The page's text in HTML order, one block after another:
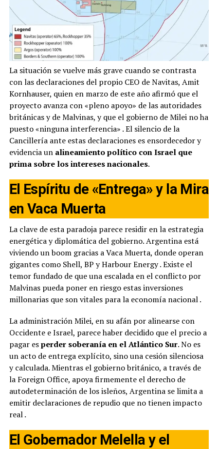
La situación se vuelve más grave cuando se contrasta
con las declaraciones del propio CEO de Navitas, Amit
Kornhauser, quien en marzo de este año afirmó que el
proyecto avanza con «pleno apoyo» de las autoridades
británicas y de Malvinas, y que el gobierno de Milei no ha
puesto «ninguna interferencia» . El silencio de la
Cancillería ante estas declaraciones es ensordecedor y
evidencia un alineamiento político con Israel que
prima sobre los intereses nacionales.
El Espíritu de «Entrega» y la Mira
en Vaca Muerta
La clave de esta paradoja parece residir en la estrategia
energética y diplomática del gobierno. Argentina está
viviendo un boom gracias a Vaca Muerta, donde operan
gigantes como Shell, BP y Harbour Energy. Existe el
temor fundado de que una escalada en el conflicto por
Malvinas pueda poner en riesgo estas inversiones
millonarias que son vitales para la economía nacional.
La administración Milei, en su afán por alinearse con
Occidente e Israel, parece haber decidido que el precio a
pagar esperder soberanía en el Atlántico Sur. No es
un acto de entrega explícito, sino una cesión silenciosa
y calculada. Mientras el gobierno británico, a través de
la Foreign Office, apoya firmemente el derecho de
autodeterminación de los isleños, Argentina se limita a
emitir declaraciones de repudio que no tienen impacto
real.
El Gobernador Melella y el